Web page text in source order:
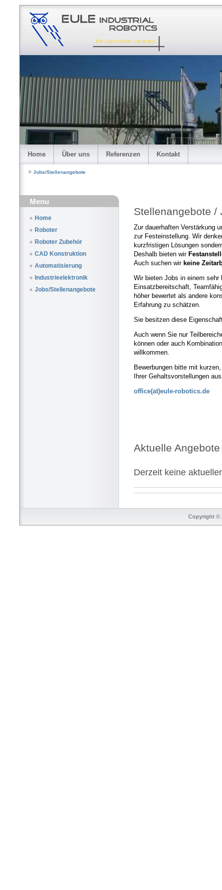
Home Über uns Referenzen Kontakt
Jobs/Stellenangebote
Menu
Home
Roboter
Roboter Zubehör
CAD Konstruktion
Automatisierung
Industrieelektronik
Jobs/Stellenangebote
Stellenangebote /
Zur dauerhaften Verstärkung
zur Festeinstellung. Wir
kurzfristigen Lösungen
Deshalb bieten wir
Auch suchen wir keine
Wir bieten Jobs in einem sehr
Einsatzbereitschaft,
höher bewertet als andere
Erfahrung zu schätzen.
Sie besitzen diese
Auch wenn Sie nur
können oder auch
willkommen.
Bewerbungen bitte mit
Ihrer Gehaltsvorstellungen
office(at)eule-robotics.de
Aktuelle Angebote
Derzeit keine
Copyright ©